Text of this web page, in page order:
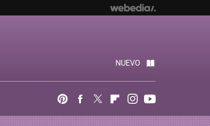
NUEVO
PinterestFacebook
Twitter FlipboardInstagram